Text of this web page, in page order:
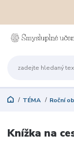
TÉMA Roční
Knížka na